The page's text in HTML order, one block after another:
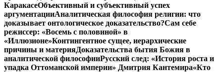
КаракасеОбъективный и субъективный успех
аргументацииАналитическая философия религии: что
доказывает онтологическое доказательство?Сам себе
режиссер: «Восемь с половиной» в
«Иллюзионе»Контингентное сущее, иерархические
причины и материяДоказательства бытия Божия в
аналитической философииРусский след: «История роста и
упадка Оттоманской империи» Дмитрия Кантемира«Кто